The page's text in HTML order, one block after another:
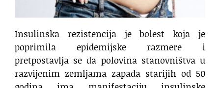
Insulinska rezistencija je bolest koja je
poprimila epidemijske razmere i
pretpostavlja se da polovina stanovništva u
razvijenim zemljama zapada starijih od 50